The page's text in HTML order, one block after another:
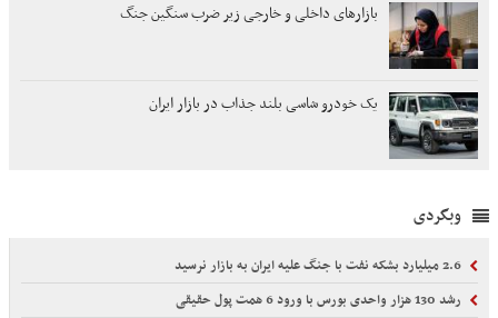
بازارهای داخلی و خارجی زیر ضرب سنگین جنگ
یک خودرو شاسی بلند جذاب در بازار ایران
وبگردی
رشد 130 هزار واحدی بورس با ورود 6 همت پول حقیقی